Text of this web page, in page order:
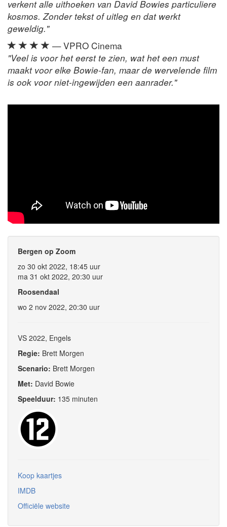
verkent alle uithoeken van David Bowies particuliere
kosmos. Zonder tekst of uitleg en dat werkt
geweldig."
— VPRO Cinema
"Veel is voor het eerst te zien, wat het een must
maakt voor elke Bowie-fan, maar de wervelende film
is ook voor niet-ingewijden een aanrader."
Bergen op Zoom
zo 30 okt 2022, 18:45 uur
ma 31 okt 2022, 20:30 uur
Roosendaal
wo 2 nov 2022, 20:30 uur
VS 2022, Engels
Regie: Brett Morgen
Scenario: Brett Morgen
Met: David Bowie
Speelduur: 135 minuten
Koop kaartjes
IMDB
Officiële website